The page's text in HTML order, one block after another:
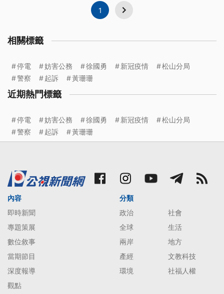
1
相關標籤
停電 妨害公務 徐國勇 新冠疫情
松山分局
警察
起訴 黃珊珊
近期熱門標籤
停電 妨害公務 徐國勇 新冠疫情
松山分局
警察
起訴 黃珊珊
內容
即時新聞
專題策展
數位敘事
當期節目
深度報導
觀點
分類
政治
社會
全球
生活
兩岸
地方
產經
文教科技
環境
社福人權